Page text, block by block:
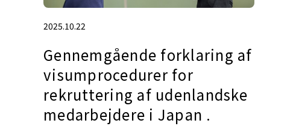
2025.10.22
Gennemgående forklaring af
visumprocedurer for
rekruttering af udenlandske
medarbejdere i Japan .